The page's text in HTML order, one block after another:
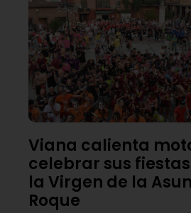
Viana calienta
celebrar sus
la Virgen de la
Roque